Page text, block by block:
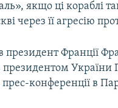
RL
якщо ці кораблі
через її агресію
президент Франції
президентом України
конференції в